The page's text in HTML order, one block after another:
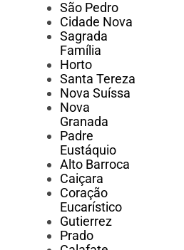
São Pedro
Cidade Nova
Sagrada
Família
Horto
Santa Tereza
Nova Suíssa
Nova
Granada
Padre
Eustáquio
Alto Barroca
Caiçara
Coração
Eucarístico
Gutierrez
Prado